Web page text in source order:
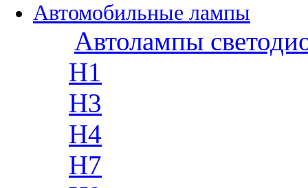
Автомобильные лампы
Автолампы
H1
H3
H4
H7